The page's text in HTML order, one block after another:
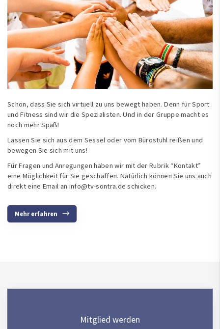
Schön, dass Sie sich virtuell zu uns bewegt haben. Denn für Sport
und Fitness sind wir die Spezialisten. Und in der Gruppe macht es
noch mehr Spaß!
Lassen Sie sich aus dem Sessel oder vom Bürostuhl reißen und
bewegen Sie sich mit uns!
Für Fragen und Anregungen haben wir mit der Rubrik “Kontakt”
eine Möglichkeit für Sie geschaffen. Natürlich können Sie uns auch
direkt eine Email an info@tv-sontra.de schicken.
Mehr erfahren
Mitglied werden